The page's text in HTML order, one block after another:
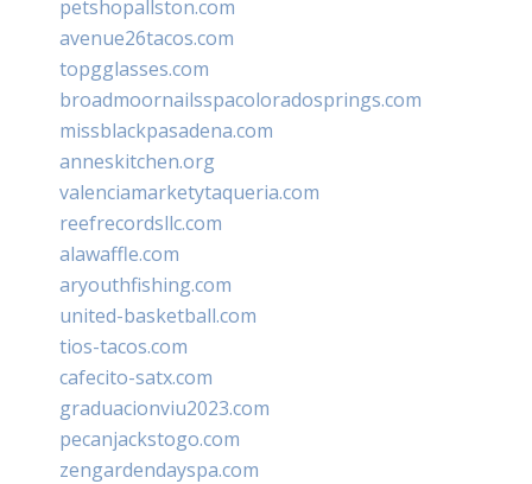
petshopallston.com
avenue26tacos.com
topgglasses.com
broadmoornailsspacoloradosprings.com
missblackpasadena.com
anneskitchen.org
valenciamarketytaqueria.com
reefrecordsllc.com
alawaffle.com
aryouthfishing.com
united-basketball.com
tios-tacos.com
cafecito-satx.com
graduacionviu2023.com
pecanjackstogo.com
zengardendayspa.com